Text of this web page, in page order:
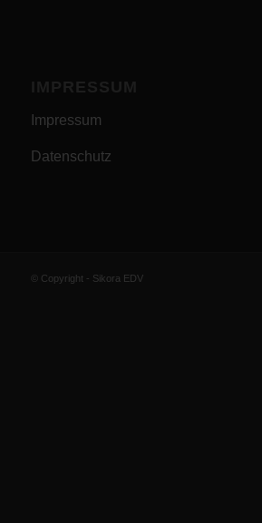
Impressum
Datenschutz
© Copyright - Sikora EDV